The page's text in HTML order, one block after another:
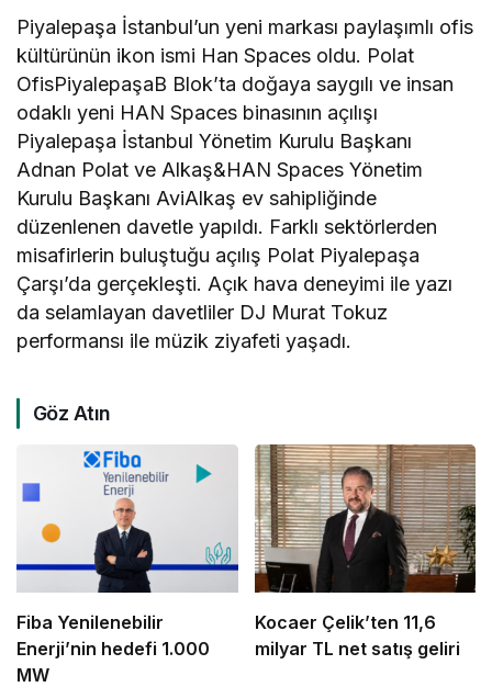
Piyalepaşa İstanbul’un yeni markası paylaşımlı ofis
kültürünün ikon ismi Han Spaces oldu. Polat
OfisPiyalepaşaB Blok’ta doğaya saygılı ve insan
odaklı yeni HAN Spaces binasının açılışı
Piyalepaşa İstanbul Yönetim Kurulu Başkanı
Adnan Polat ve Alkaş&HAN Spaces Yönetim
Kurulu Başkanı AviAlkaş ev sahipliğinde
düzenlenen davetle yapıldı. Farklı sektörlerden
misafirlerin buluştuğu açılış Polat Piyalepaşa
Çarşı’da gerçekleşti. Açık hava deneyimi ile yazı
da selamlayan davetliler DJ Murat Tokuz
performansı ile müzik ziyafeti yaşadı.
Göz Atın
Fiba Yenilenebilir
Enerji’nin hedefi 1.000
MW
Kocaer Çelik’ten 11,6
milyar TL net satış geliri